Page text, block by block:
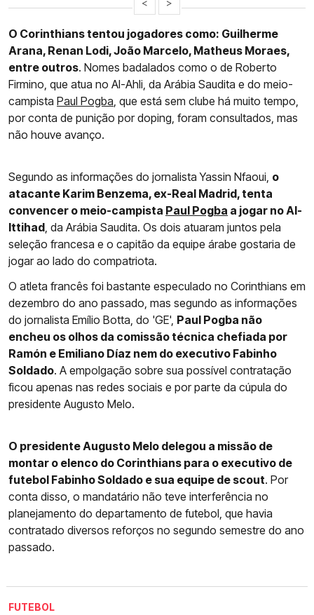
< >
O Corinthians tentou jogadores como: Guilherme
Arana, Renan Lodi, João Marcelo, Matheus Moraes,
entre outros. Nomes badalados como o de Roberto
Firmino, que atua no Al-Ahli, da Arábia Saudita e do meio-
campista Paul Pogba, que está sem clube há muito tempo,
por conta de punição por doping, foram consultados, mas
não houve avanço.
Segundo as informações do jornalista Yassin Nfaoui, o
atacante Karim Benzema, ex-Real Madrid, tenta
convencer o meio-campista Paul Pogba a jogar no Al-
Ittihad, da Arábia Saudita. Os dois atuaram juntos pela
seleção francesa e o capitão da equipe árabe gostaria de
jogar ao lado do compatriota.
O atleta francês foi bastante especulado no Corinthians em
dezembro do ano passado, mas segundo as informações
do jornalista Emílio Botta, do 'GE', Paul Pogba não
encheu os olhos da comissão técnica chefiada por
Ramón e Emiliano Díaz nem do executivo Fabinho
Soldado. A empolgação sobre sua possível contratação
ficou apenas nas redes sociais e por parte da cúpula do
presidente Augusto Melo.
O presidente Augusto Melo delegou a missão de
montar o elenco do Corinthians para o executivo de
futebol Fabinho Soldado e sua equipe de scout. Por
conta disso, o mandatário não teve interferência no
planejamento do departamento de futebol, que havia
contratado diversos reforços no segundo semestre do ano
passado.
FUTEBOL